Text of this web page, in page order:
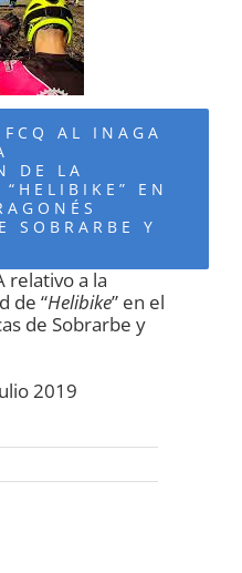
FCQ AL INAGA
DE LA
EN
SOBRARBE Y
relativo a la
de “Helibike” en el
de Sobrarbe y
2019